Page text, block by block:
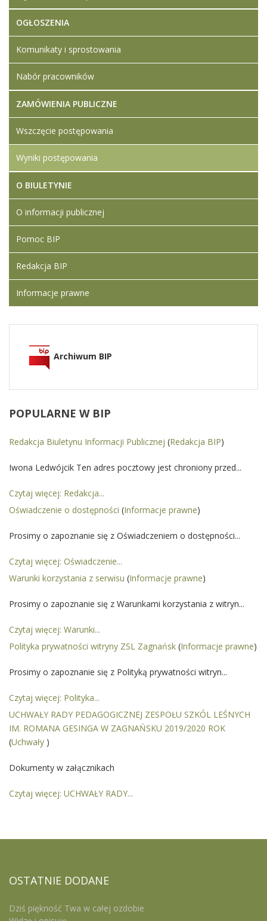
OGŁOSZENIA
Komunikaty i sprostowania
Nabór pracowników
ZAMÓWIENIA PUBLICZNE
Wszczęcie postępowania
Wyniki postępowania
O BIULETYNIE
O informacji publicznej
Pomoc BIP
Redakcja BIP
Informacje prawne
Archiwum BIP
POPULARNE W BIP
Redakcja Biuletynu Informacji Publicznej (Redakcja BIP)
Iwona Ledwójcik Ten adres pocztowy jest chroniony przed...
Czytaj więcej: Redakcja...
Oświadczenie o dostępności (Informacje prawne)
Prosimy o zapoznanie się z Oświadczeniem o dostępności...
Czytaj więcej: Oświadczenie...
Warunki korzystania z serwisu (Informacje prawne)
Prosimy o zapoznanie się z Warunkami korzystania z witryn...
Czytaj więcej: Warunki...
Polityka prywatności witryny ZSL Zagnańsk (Informacje prawne)
Prosimy o zapoznanie się z Polityką prywatności witryn...
Czytaj więcej: Polityka...
UCHWAŁY RADY PEDAGOGICZNEJ ZESPOŁU SZKÓL LEŚNYCH
IM. ROMANA GESINGA W ZAGNAŃSKU 2019/2020 ROK
(Uchwały )
Dokumenty w załącznikach
Czytaj więcej: UCHWAŁY RADY...
OSTATNIE DODANE
Dziś piękność Twa w całej ozdobie